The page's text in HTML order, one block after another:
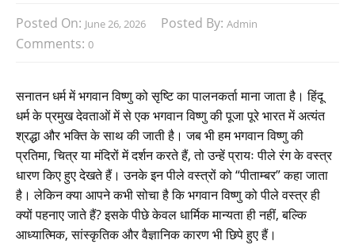
Posted On: June 26, 2026 Posted By: Admin
Comments: 0
सनातन धर्म में भगवान विष्णु को सृष्टि का पालनकर्ता माना जाता है। हिंदू
धर्म के प्रमुख देवताओं में से एक भगवान विष्णु की पूजा पूरे भारत में अत्यंत
श्रद्धा और भक्ति के साथ की जाती है। जब भी हम भगवान विष्णु की
प्रतिमा, चित्र या मंदिरों में दर्शन करते हैं, तो उन्हें प्रायः पीले रंग के वस्त्र
धारण किए हुए देखते हैं। उनके इन पीले वस्त्रों को “पीताम्बर” कहा जाता
है। लेकिन क्या आपने कभी सोचा है कि भगवान विष्णु को पीले वस्त्र ही
क्यों पहनाए जाते हैं? इसके पीछे केवल धार्मिक मान्यता ही नहीं, बल्कि
आध्यात्मिक, सांस्कृतिक और वैज्ञानिक कारण भी छिपे हुए हैं।